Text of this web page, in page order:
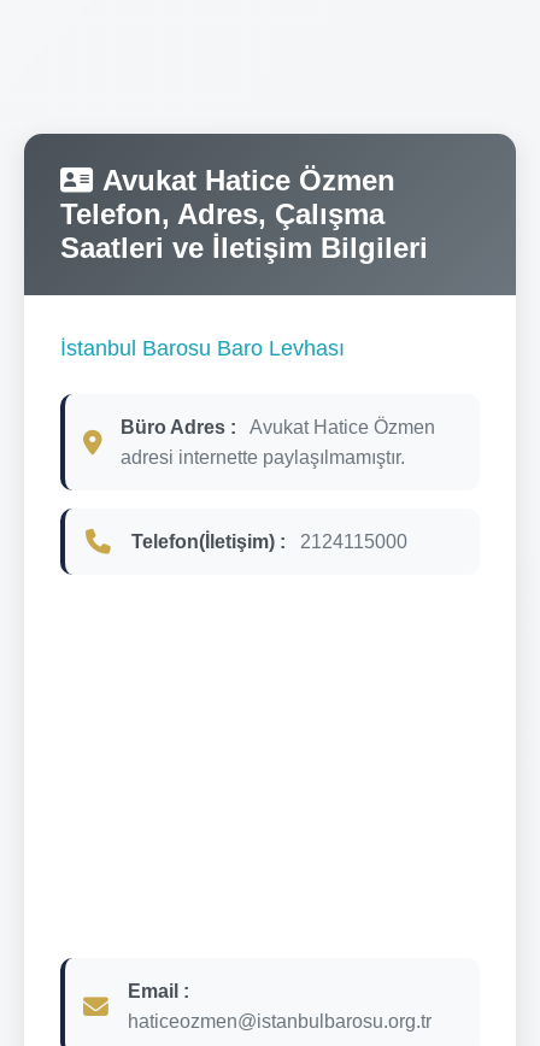
Avukat Hatice Özmen
Telefon, Adres, Çalışma
Saatleri ve İletişim Bilgileri
İstanbul Barosu Baro Levhası
Büro Adres :
Avukat Hatice Özmen
adresi internette paylaşılmamıştır.
Telefon(İletişim) : 2124115000
Email :
haticeozmen@istanbulbarosu.org.tr